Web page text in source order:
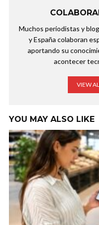
Muchos periodistas y
y España colaboran
aportando su
acontecer
VIEW
YOU MAY ALSO LIKE